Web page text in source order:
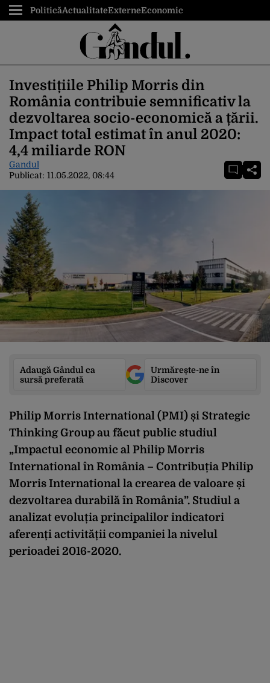
PoliticăActualitateExterneEconomic
Investițiile Philip Morris din
România contribuie semnificativ la
dezvoltarea socio-economică a țării.
Impact total estimat în anul 2020:
4,4 miliarde RON
Gandul
Publicat: 11.05.2022, 08:44
Adaugă Gândul ca
sursă preferată
Urmărește-ne în
Discover
Philip Morris International (PMI) și Strategic
Thinking Group au făcut public studiul
„Impactul economic al Philip Morris
International în România – Contribuția Philip
Morris International la crearea de valoare și
dezvoltarea durabilă în România”. Studiul a
analizat evoluția principalilor indicatori
aferenți activității companiei la nivelul
perioadei 2016-2020.